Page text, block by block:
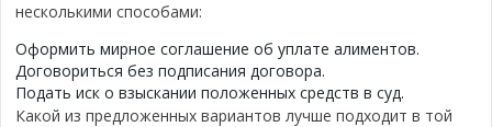
несколькими способами:
Оформить мирное соглашение об уплате алиментов.
Договориться без подписания договора.
Подать иск о взыскании положенных средств в суд.
Какой из предложенных вариантов лучше подходит в той